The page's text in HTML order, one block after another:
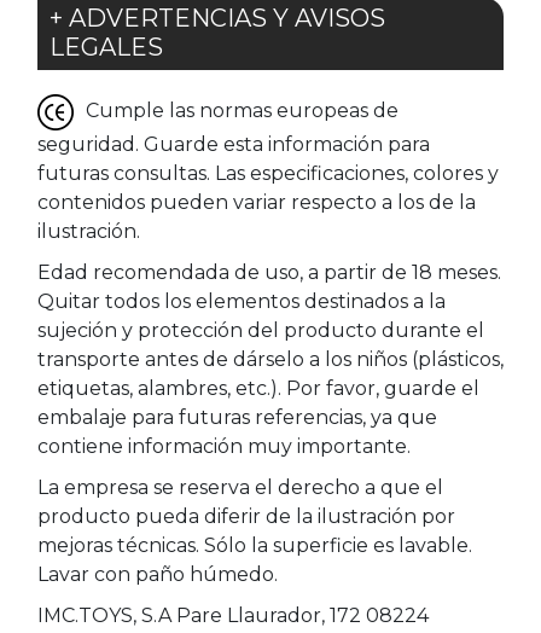
+ ADVERTENCIAS Y AVISOS
LEGALES
Cumple las normas europeas de
seguridad. Guarde esta información para
futuras consultas. Las especificaciones, colores y
contenidos pueden variar respecto a los de la
ilustración.
Edad recomendada de uso, a partir de 18 meses.
Quitar todos los elementos destinados a la
sujeción y protección del producto durante el
transporte antes de dárselo a los niños (plásticos,
etiquetas, alambres, etc.). Por favor, guarde el
embalaje para futuras referencias, ya que
contiene información muy importante.
La empresa se reserva el derecho a que el
producto pueda diferir de la ilustración por
mejoras técnicas. Sólo la superficie es lavable.
Lavar con paño húmedo.
IMC.TOYS, S.A Pare Llaurador, 172 08224